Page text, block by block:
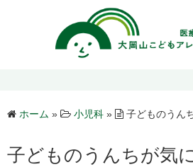
ス
ッ
ホーム » 小児科 » 子どものうん
子どものうんちが気